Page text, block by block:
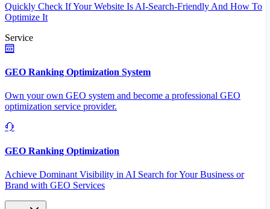
Quickly Check If Your Website Is AI-Search-Friendly And How To
Optimize It
Service
GEO Ranking Optimization System
Own your own GEO system and become a professional GEO
optimization service provider.
GEO Ranking Optimization
Achieve Dominant Visibility in AI Search for Your Business or
Brand with GEO Services​